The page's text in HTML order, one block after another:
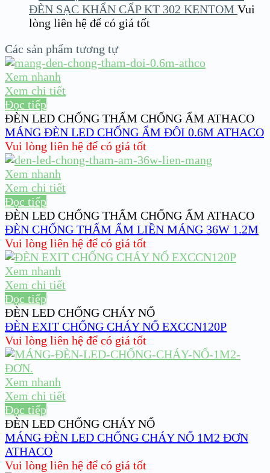
ĐÈN SẠC KHẨN CẤP KT 302 KENTOM Vui
lòng liên hệ để có giá tốt
Các sản phẩm tương tự
Xem nhanh
Xem chi tiết
Đọc tiếp
ĐÈN LED CHỐNG THẤM CHỐNG ẨM ATHACO
MÁNG ĐÈN LED CHỐNG ẨM ĐÔI 0.6M ATHACO
Vui lòng liên hệ để có giá tốt
Xem nhanh
Xem chi tiết
Đọc tiếp
ĐÈN LED CHỐNG THẤM CHỐNG ẨM ATHACO
ĐÈN CHỐNG THẤM ẨM LIỀN MÁNG 36W 1.2M
Vui lòng liên hệ để có giá tốt
Xem nhanh
Xem chi tiết
Đọc tiếp
ĐÈN LED CHỐNG CHÁY NỔ
ĐÈN EXIT CHỐNG CHÁY NỔ EXCCN120P
Vui lòng liên hệ để có giá tốt
Xem nhanh
Xem chi tiết
Đọc tiếp
ĐÈN LED CHỐNG CHÁY NỔ
MÁNG ĐÈN LED CHỐNG CHÁY NỔ 1M2 ĐƠN
ATHACO
Vui lòng liên hệ để có giá tốt